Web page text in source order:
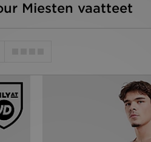
Miesten vaatteet